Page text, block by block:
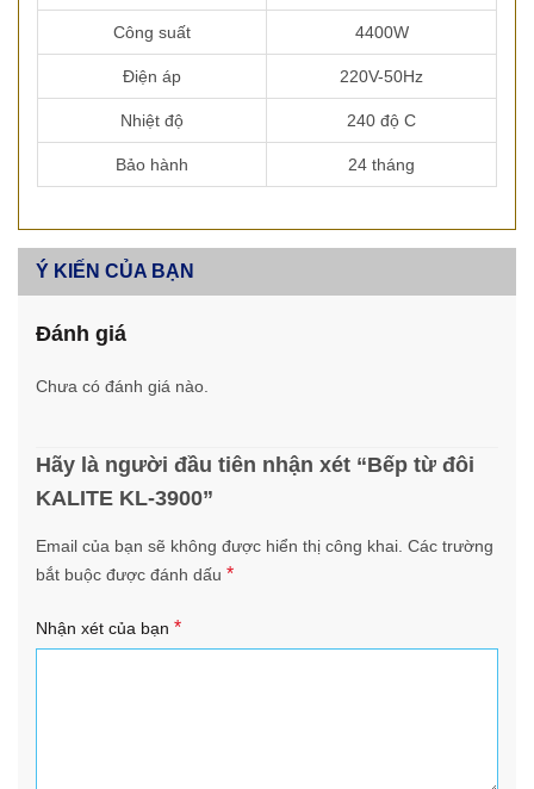
Công suất 4400W
Điện áp 220V-50Hz
Nhiệt độ 240 độ C
Bảo hành 24 tháng
Ý KIẾN CỦA BẠN
Đánh giá
Chưa có đánh giá nào.
Hãy là người đầu tiên nhận xét “Bếp từ đôi
KALITE KL-3900”
Email của bạn sẽ không được hiển thị công khai. Các trường
bắt buộc được đánh dấu *
Nhận xét của bạn *